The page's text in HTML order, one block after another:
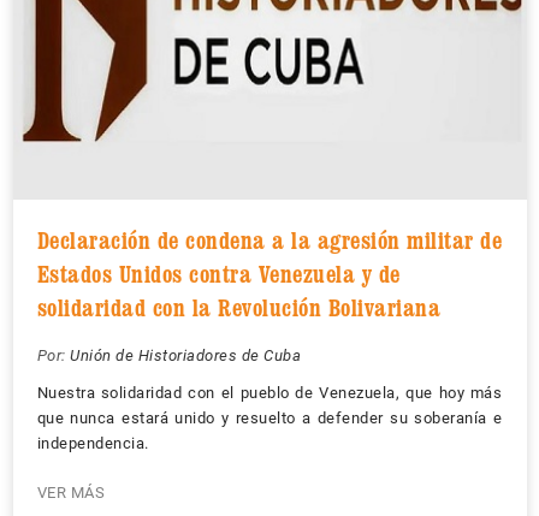
Declaración de condena a la agresión militar de
Estados Unidos contra Venezuela y de
solidaridad con la Revolución Bolivariana
Por: Unión de Historiadores de Cuba
Nuestra solidaridad con el pueblo de Venezuela, que hoy más
que nunca estará unido y resuelto a defender su soberanía e
independencia.
VER MÁS